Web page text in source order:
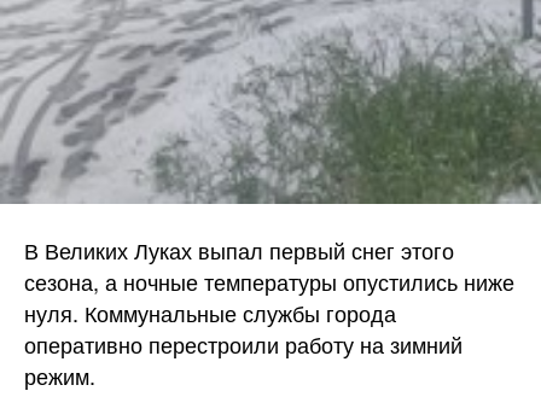
В Великих Луках выпал первый снег этого
сезона, а ночные температуры опустились ниже
нуля. Коммунальные службы города
оперативно перестроили работу на зимний
режим.